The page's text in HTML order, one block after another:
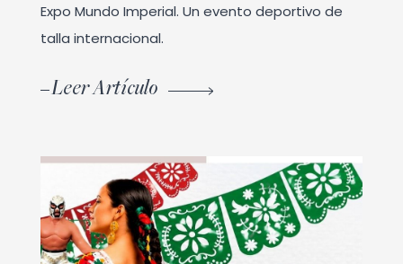
Expo Mundo Imperial. Un evento deportivo de
talla internacional.
Leer Artículo